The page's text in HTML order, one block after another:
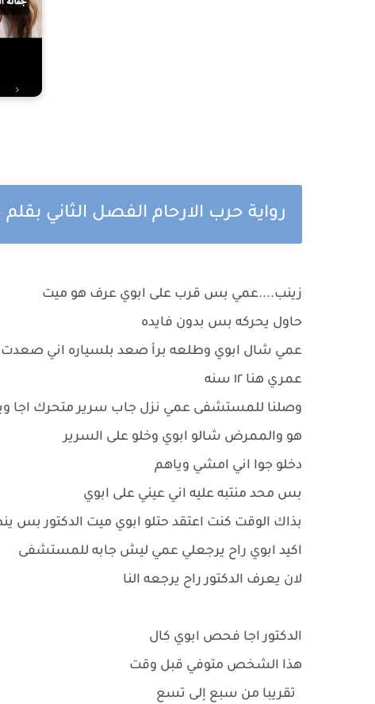
رواية حرب الارحام الفصل الثاني
زينب....عمي بس قرب على ابوي عرف هو ميت
حاول يحركه بس بدون فايده
عمي شال ابوي وطلعه برأ صعد بلسياره اني
عمري هنا ١٢ سنه
وصلنا للمستشفى عمي نزل جاب سرير متحرك اجا
هو والممرض شالو ابوي وخلو على السرير
دخلو جوا اني امشي وياهم
بس محد منتبه عليه اني عيني على ابوي
بذاك الوقت كنت اعتقد حتلو ابوي ميت الدكتور بس
اكيد ابوي راح يرجعلي عمي ليش جابه للمستشفى
لان يعرف الدكتور راح يرجعه النا
الدكتور اجا فحص ابوي كال
هذا الشخص متوفي قبل وقت
تقريبا من سبع إلى تسع